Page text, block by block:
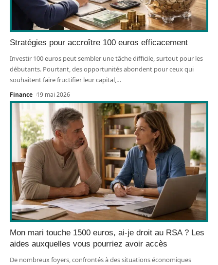
Stratégies pour accroître 100 euros efficacement
Investir 100 euros peut sembler une tâche difficile, surtout pour les
débutants. Pourtant, des opportunités abondent pour ceux qui
souhaitent faire fructifier leur capital,…
Finance 19 mai 2026
Mon mari touche 1500 euros, ai-je droit au RSA ? Les
aides auxquelles vous pourriez avoir accès
De nombreux foyers, confrontés à des situations économiques